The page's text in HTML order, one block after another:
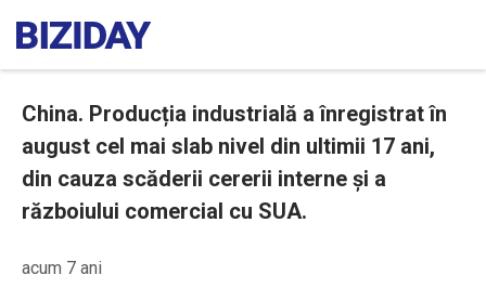
China. Producția industrială a înregistrat în
august cel mai slab nivel din ultimii 17 ani,
din cauza scăderii cererii interne și a
războiului comercial cu SUA.
acum 7 ani